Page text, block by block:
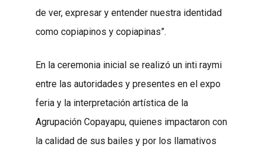
de ver, expresar y entender nuestra identidad
como copiapinos y copiapinas”.
En la ceremonia inicial se realizó un inti raymi
entre las autoridades y presentes en el expo
feria y la interpretación artística de la
Agrupación Copayapu, quienes impactaron con
la calidad de sus bailes y por los llamativos